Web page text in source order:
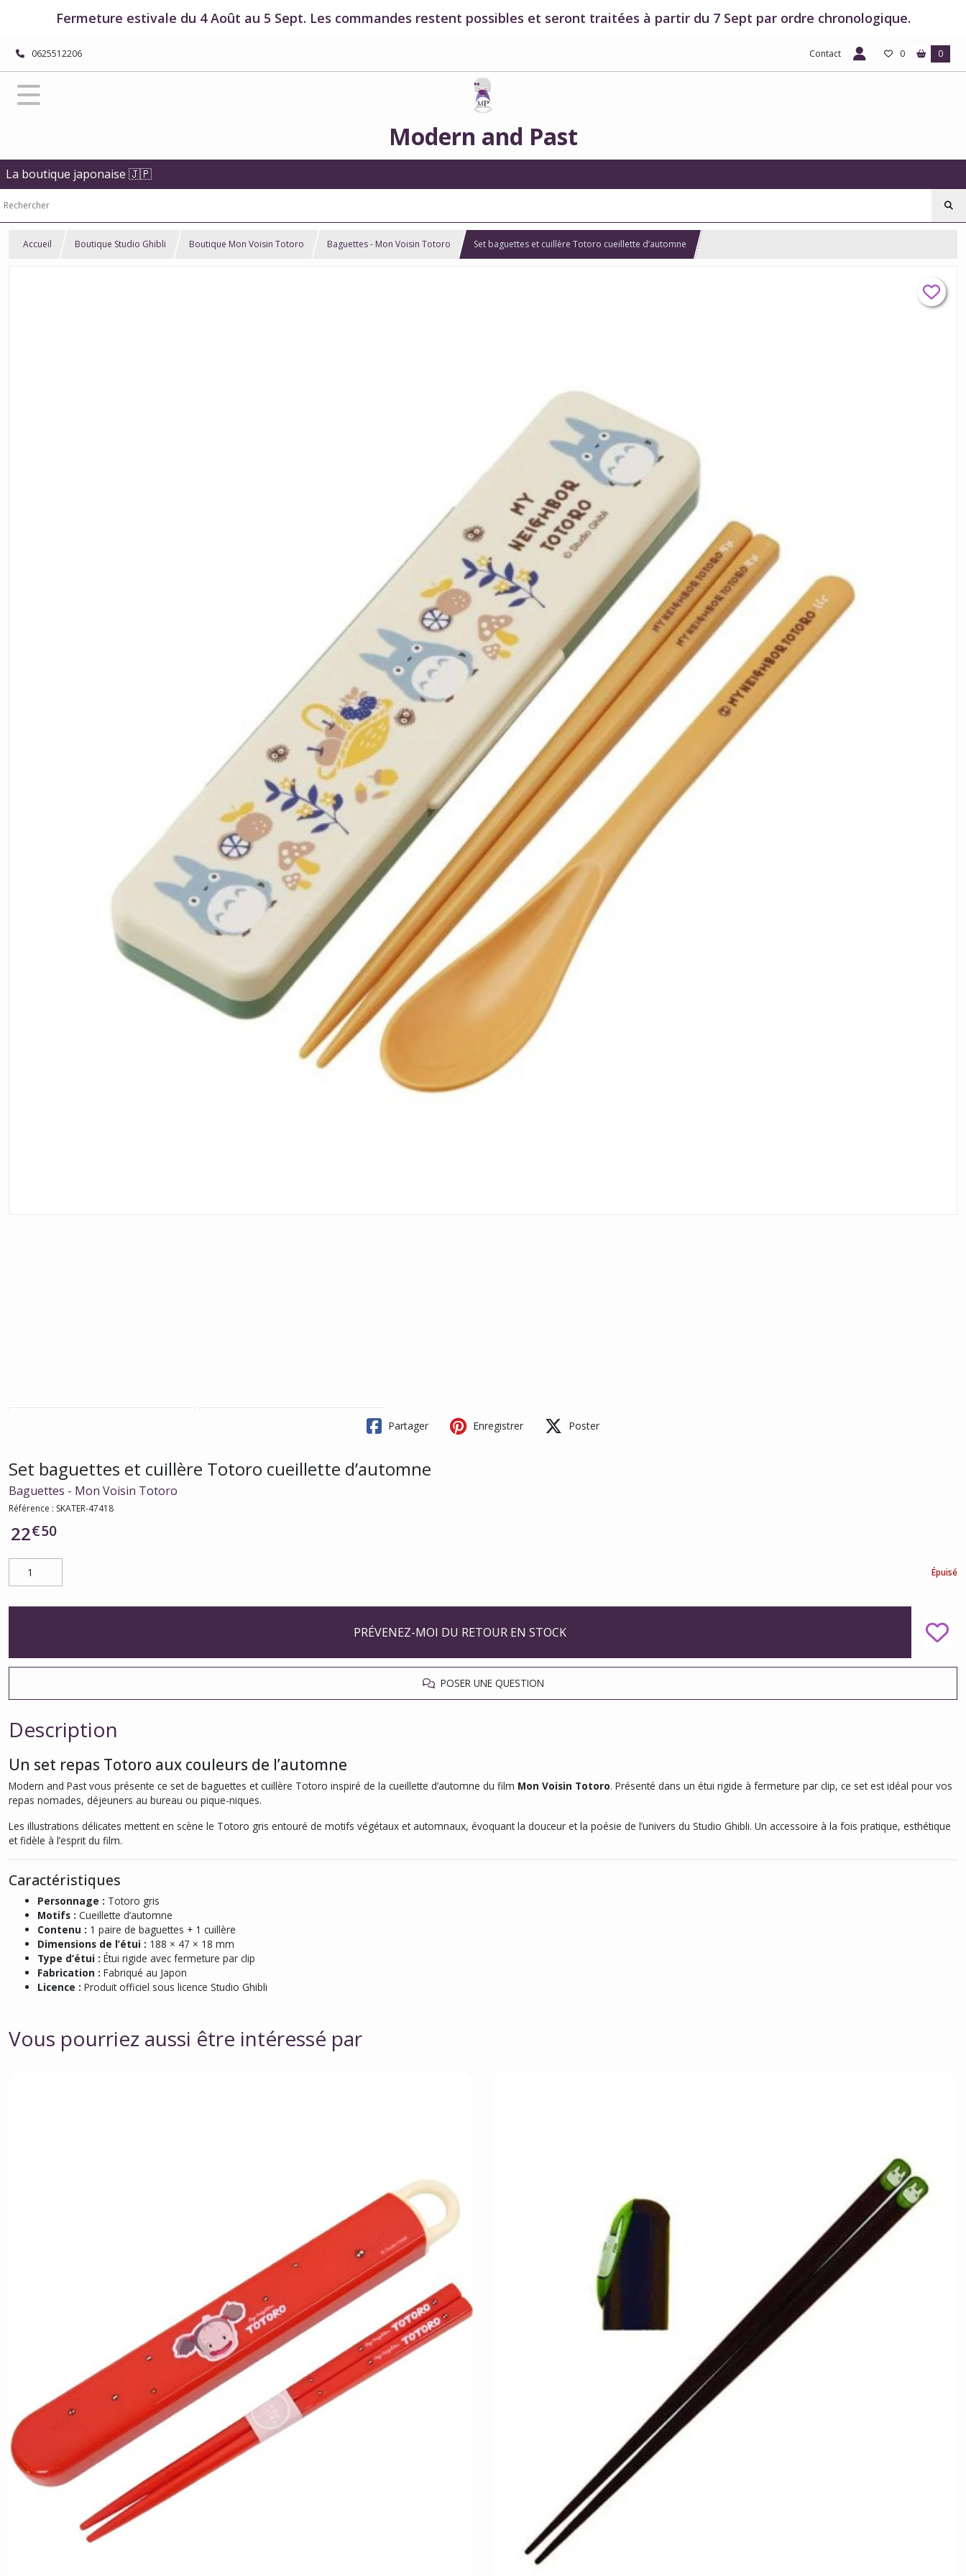
Fermeture estivale du 4 Août au 5 Sept. Les commandes restent possibles et seront traitées à partir du 7 Sept par ordre chronologique.
0625512206 Contact 0 0
Modern and Past
La boutique japonaise 🇯🇵
Accueil Boutique Studio Ghibli Boutique Mon Voisin Totoro Baguettes - Mon Voisin Totoro Set baguettes et cuillère Totoro cueillette d’automne
Partager Enregistrer Poster
Set baguettes et cuillère Totoro cueillette d’automne
Baguettes - Mon Voisin Totoro
Référence : SKATER-47418
22€50
Épuisé
PRÉVENEZ-MOI DU RETOUR EN STOCK
POSER UNE QUESTION
Description
Un set repas Totoro aux couleurs de l’automne
Modern and Past vous présente ce set de baguettes et cuillère Totoro inspiré de la cueillette d’automne du film Mon Voisin Totoro. Présenté dans un étui rigide à fermeture par clip, ce set est idéal pour vos
repas nomades, déjeuners au bureau ou pique-niques.
Les illustrations délicates mettent en scène le Totoro gris entouré de motifs végétaux et automnaux, évoquant la douceur et la poésie de l’univers du Studio Ghibli. Un accessoire à la fois pratique, esthétique
et fidèle à l’esprit du film.
Caractéristiques
Personnage : Totoro gris
Motifs : Cueillette d’automne
Contenu : 1 paire de baguettes + 1 cuillère
Dimensions de l’étui : 188 × 47 × 18 mm
Type d’étui : Étui rigide avec fermeture par clip
Fabrication : Fabriqué au Japon
Licence : Produit officiel sous licence Studio Ghibli
Vous pourriez aussi être intéressé par